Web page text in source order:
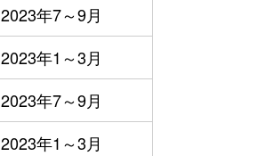
2023年7～9月
2023年1～3月
2023年7～9月
2023年1～3月